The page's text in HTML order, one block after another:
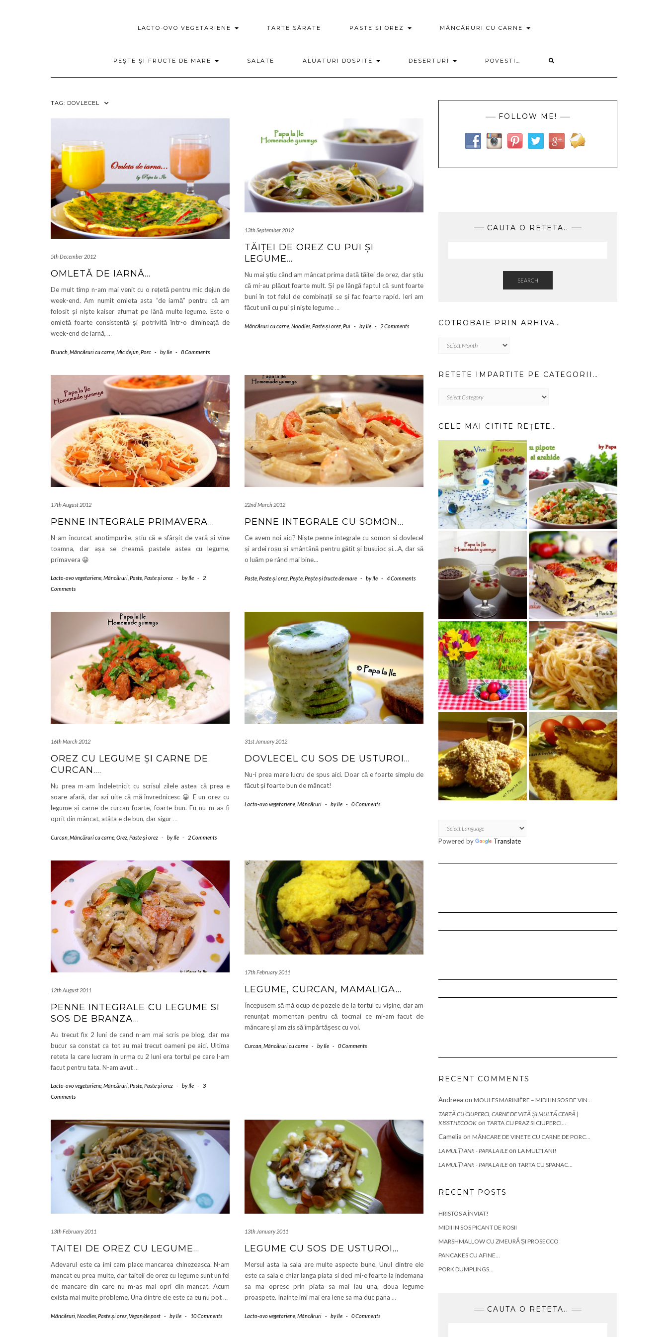
LACTO-OVO VEGETARIENE TARTE SĂRATE PASTE ȘI OREZ MÂNCĂRURI CU CARNE
PEȘTE ȘI FRUCTE DE MARE SALATE ALUATURI DOSPITE DESERTURI POVESTI…
TAG: DOVLECEL
5th December 2012
OMLETĂ DE IARNĂ…
De mult timp n-am mai venit cu o rețetă pentru mic dejun de
week-end. Am numit omleta asta ”de iarnă” pentru că am
folosit și niște kaiser afumat pe lână multe legume. Este o
omletă foarte consistentă și potrivită într-o dimineață de
week-end de iarnă, …
Brunch Mâncăruri cu carne Mic dejun Porc - byIle - 8 Comments
13th September 2012
TĂIȚEI DE OREZ CU PUI ȘI
LEGUME…
Nu mai știu când am mâncat prima dată tăiței de orez, dar știu
că mi-au plăcut foarte mult. Și pe lângă faptul că sunt foarte
buni în tot felul de combinații se și fac foarte rapid. Ieri am
făcut unii cu pui și niște legume…
Mâncăruri cu carne Noodles Paste și orez Pui - byIle - 2 Comments
17th August 2012
PENNE INTEGRALE PRIMAVERA…
N-am încurcat anotimpurile, știu că e sfârșit de vară și vine
toamna, dar așa se cheamă pastele astea cu legume,
primavera 😀
Lacto-ovo vegetariene Mâncăruri Paste Paste și orez - byIle -
2
Comments
22nd March 2012
PENNE INTEGRALE CU SOMON…
Ce avem noi aici? Niște penne integrale cu somon si dovlecel
și ardei roșu și smântână pentru gătit și busuioc și…A, dar să
o luăm pe rând mai bine…
Paste Paste și orez Pește Pește și fructe de mare - byIle - 4 Comments
16th March 2012
OREZ CU LEGUME ȘI CARNE DE
CURCAN….
Nu prea m-am îndeletnicit cu scrisul zilele astea că prea e
soare afară, dar azi uite că mă învrednicesc 😀 E un orez cu
legume și carne de curcan foarte, foarte bun. Eu nu m-aș fi
oprit din mâncat, atâta e de bun, dar sigur …
Curcan Mâncăruri cu carne Orez Paste și orez - byIle - 2 Comments
31st January 2012
DOVLECEL CU SOS DE USTUROI…
Nu-i prea mare lucru de spus aici. Doar că e foarte simplu de
făcut și foarte bun de mâncat!
Lacto-ovo vegetariene Mâncăruri - byIle - 0 Comments
12th August 2011
PENNE INTEGRALE CU LEGUME SI
SOS DE BRANZA…
Au trecut fix 2 luni de cand n-am mai scris pe blog, dar ma
bucur sa constat ca tot au mai trecut oameni pe aici. Ultima
reteta la care lucram in urma cu 2 luni era tortul pe care l-am
facut pentru tata. N-am avut …
Lacto-ovo vegetariene Mâncăruri Paste Paste și orez - byIle -
3
Comments
17th February 2011
LEGUME, CURCAN, MAMALIGA…
Începusem să mă ocup de pozele de la tortul cu vișine, dar am
renunțat momentan pentru că tocmai ce mi-am facut de
mâncare și am zis să împărtășesc cu voi.
Curcan Mâncăruri cu carne - byIle - 0 Comments
13th February 2011
TAITEI DE OREZ CU LEGUME…
Adevarul este ca imi cam place mancarea chinezeasca. N-am
mancat eu prea multe, dar taiteii de orez cu legume sunt un fel
de mancare din care nu m-as mai opri din mancat. Acum
exista mai multe probleme. Una dintre ele este ca eu nu pot…
Mâncăruri Noodles Paste și orez Vegan/de post - byIle - 10 Comments
13th January 2011
LEGUME CU SOS DE USTUROI…
Mersul asta la sala are multe aspecte bune. Unul dintre ele
este ca sala e chiar langa piata si deci mi-e foarte la indemana
sa ma opresc prin piata sa mai iau una, doua legume
proaspete. Inainte imi mai era lene sa ma duc pana …
Lacto-ovo vegetariene Mâncăruri - byIle - 0 Comments
FOLLOW ME!
CAUTA O RETETA..
SEARCH
COTROBAIE PRIN ARHIVA…
prin
RETETE IMPARTITE PE CATEGORII…
IMPARTITE
CELE MAI CITITE REȚETE…
Powered by Translate
RECENT COMMENTS
Andreea on MOULES MARINIÈRE – MIDII IN SOS DE VIN…
TARTĂ CU CIUPERCI, CARNE DE VITĂ ȘI MULTĂ CEAPĂ |
KISSTHECOOK on TARTA CU PRAZ SI CIUPERCI…
Camelia on MÂNCARE DE VINETE CU CARNE DE PORC…
LA MULȚI ANI! - PAPA LA ILEon LA MULTI ANI!
LA MULȚI ANI! - PAPA LA ILEon TARTA CU SPANAC…
RECENT POSTS
HRISTOS A ÎNVIAT!
MIDII IN SOS PICANT DE ROSII
MARSHMALLOW CU ZMEURĂ ȘI PROSECCO
PANCAKES CU AFINE…
PORK DUMPLINGS…
CAUTA O RETETA..